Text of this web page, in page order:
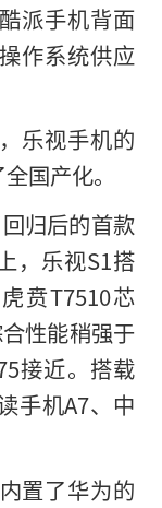
派手机背面
作系统供应
乐视手机的
国产化。
归后的首款
，乐视S1搭
贲T7510芯
性能稍强于
接近。搭载
手机A7、中
置了华为的